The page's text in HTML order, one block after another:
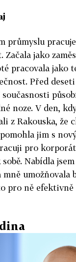
průmyslu
Začala jako
pracovala jako
Před
noze. V den,
z Rakouska, že
jim s
pro
Nabídla
umožňovala
pro ně efektivně